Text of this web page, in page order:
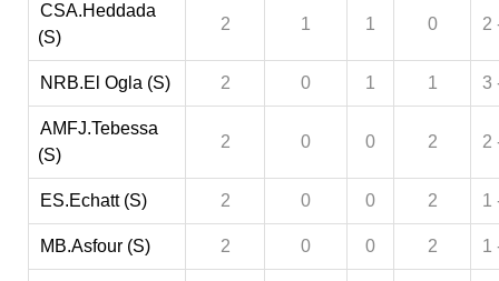
CSA.Heddada
(S)
2 1 1 0 2
NRB.El Ogla (S) 2 0 1 1 3
AMFJ.Tebessa
(S)
2 0 0 2 2
ES.Echatt (S) 2 0 0 2 1
MB.Asfour (S) 2 0 0 2 1